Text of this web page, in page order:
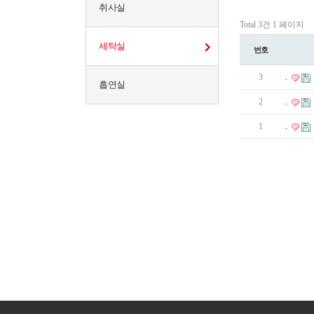
취사실
세탁실
흡연실
Total 3건 1 페이지
번호
3 .
2 .
1 .